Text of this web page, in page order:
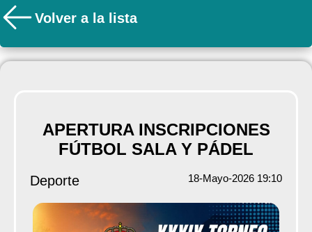
Volver a la lista
APERTURA INSCRIPCIONES
FÚTBOL SALA Y PÁDEL
Deporte 18-Mayo-2026 19:10